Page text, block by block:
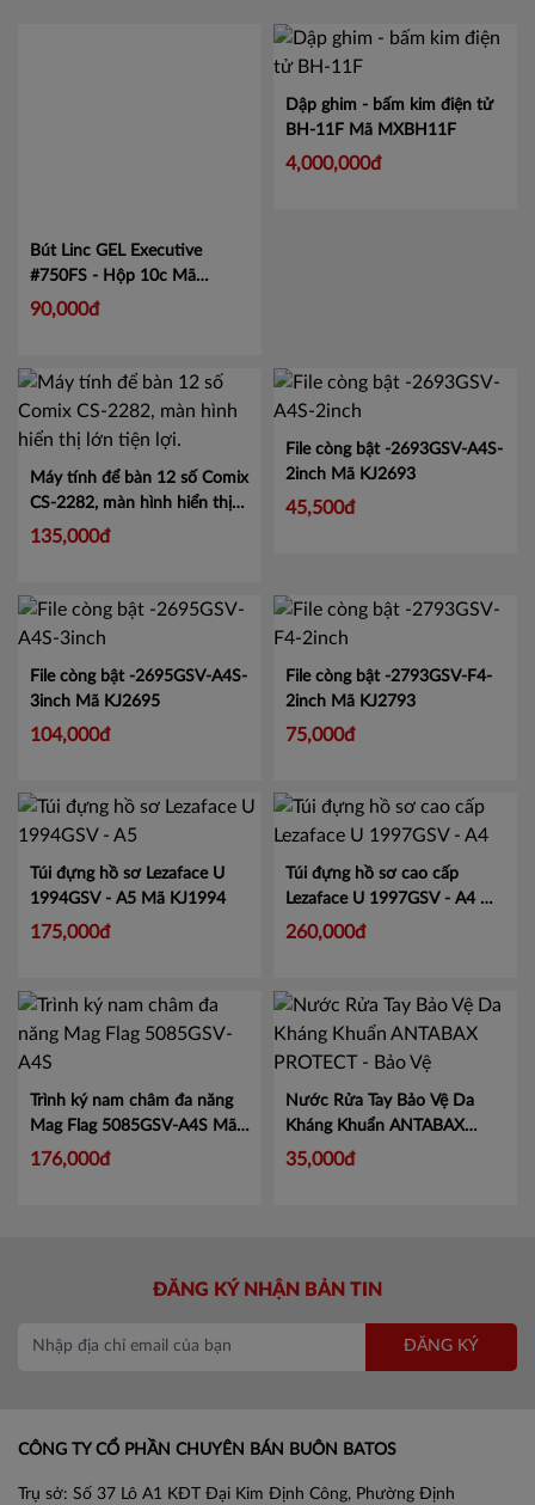
Bút Linc GEL Executive
#750FS - Hộp 10c Mã
LIN750
90,000đ
Dập ghim - bấm kim điện tử
BH-11F Mã MXBH11F
4,000,000đ
Máy tính để bàn 12 số Comix
CS-2282, màn hình hiển thị
lớn tiện lợi.
135,000đ
File còng bật -2693GSV-A4S-
2inch Mã KJ2693
45,500đ
File còng bật -2695GSV-A4S-
3inch Mã KJ2695
104,000đ
File còng bật -2793GSV-F4-
2inch Mã KJ2793
75,000đ
Túi đựng hồ sơ Lezaface U
1994GSV - A5 Mã KJ1994
175,000đ
Túi đựng hồ sơ cao cấp
Lezaface U 1997GSV - A4 Mã
KJ1997
260,000đ
Trình ký nam châm đa năng
Mag Flag 5085GSV-A4S Mã
KJ5085
176,000đ
Nước Rửa Tay Bảo Vệ Da
Kháng Khuẩn ANTABAX
PROTECT - Bảo Vệ
35,000đ
ĐĂNG KÝ NHẬN BẢN TIN
ĐĂNG KÝ
CÔNG TY CỔ PHẦN CHUYÊN BÁN BUÔN BATOS
Trụ sở: Số 37 Lô A1 KĐT Đại Kim Định Công, Phường Định